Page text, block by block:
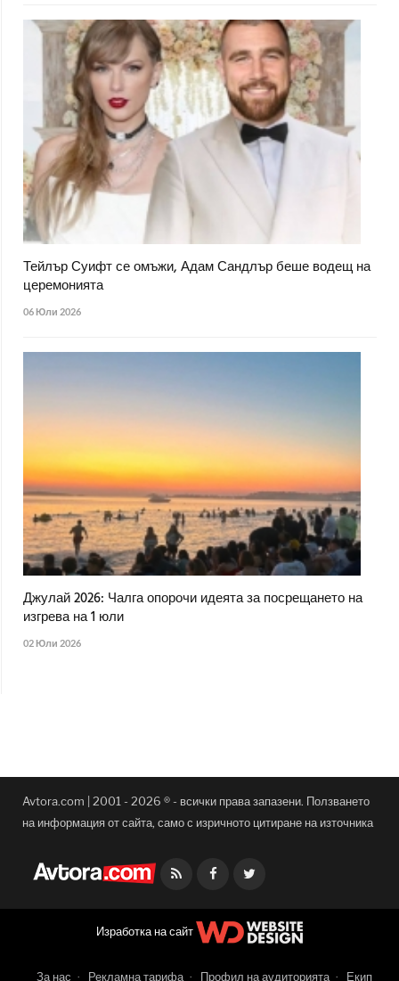
Тейлър Суифт се омъжи, Адам Сандлър беше водещ на
церемонията
06 Юли 2026
Джулай 2026: Чалга опорочи идеята за посрещането на
изгрева на 1 юли
02 Юли 2026
Avtora.com | 2001 - 2026 ® - всички права запазени. Ползването
на информация от сайта, само с изричното цитиране на източника
Facebook
Изработка на сайт
За нас Рекламна тарифа Профил на аудиторията Екип